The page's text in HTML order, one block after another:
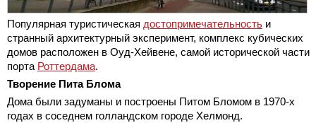
Популярная туристическая достопримечательность и
странный архитектурный эксперимент, комплекс кубических
домов расположен в Оуд-Хейвене, самой исторической части
порта Роттердама.
Творение Пита Блома
Дома были задуманы и построены Питом Бломом в 1970-х
годах в соседнем голландском городе Хелмонд.